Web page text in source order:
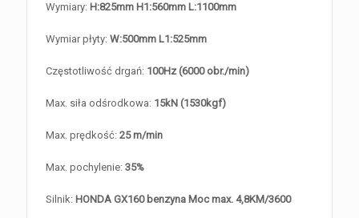
Wymiary: H:825mm H1:560mm L:1100mm
Wymiar płyty:W:500mm L1:525mm
Częstotliwość drgań: 100Hz (6000 obr./min)
Max. siła odśrodkowa: 15kN (1530kgf)
Max. prędkość:25 m/min
Max. pochylenie:35%
Silnik: HONDA GX160 benzyna Moc max. 4,8KM/3600